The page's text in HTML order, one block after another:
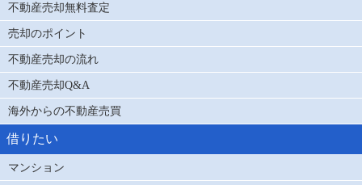
不動産売却無料査定
売却のポイント
不動産売却の流れ
不動産売却Q&A
海外からの不動産売買
借りたい
マンション